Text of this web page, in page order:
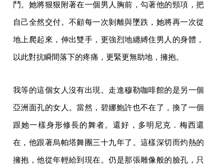
鬥。她將狠狠附著在一個男人胸前，勾著他的頸項，把
自己全然交付。不顧每一次剝離與墜跌，她將再一次從
地上爬起來，伸出雙手，更強烈地纏縛住男人的身體，
以此對抗瞬間落下的疼痛，更緊更無助地，擁抱。
我等的這個女人沒有出現。走進穆勒咖啡館的是另一個
亞洲面孔的女人。當然，碧娜鮑許也不在了，換了一個
跟她一樣身形修長的舞者。還好，多明尼克．梅西還
在，他跟著烏帕塔舞團三十九年了。這樣深切而灼熱的
擁抱，他從年輕給到現在。仍是那張雕像般的臉孔，只